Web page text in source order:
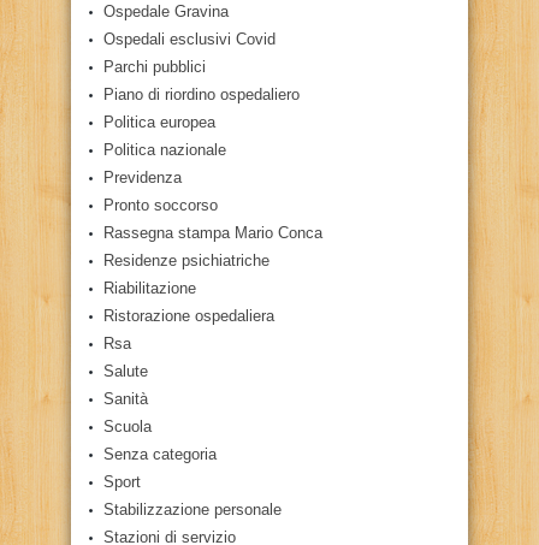
Ospedale Gravina
Ospedali esclusivi Covid
Parchi pubblici
Piano di riordino ospedaliero
Politica europea
Politica nazionale
Previdenza
Pronto soccorso
Rassegna stampa Mario Conca
Residenze psichiatriche
Riabilitazione
Ristorazione ospedaliera
Rsa
Salute
Sanità
Scuola
Senza categoria
Sport
Stabilizzazione personale
Stazioni di servizio